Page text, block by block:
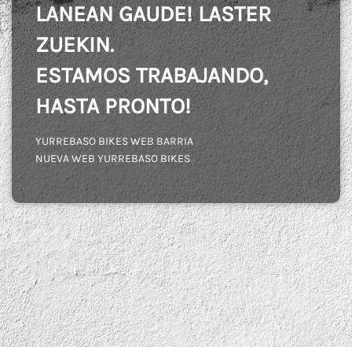
LANEAN GAUDE! LASTER
ZUEKIN.
ESTAMOS TRABAJANDO,
HASTA PRONTO!
YURREBASO BIKES WEB BARRIA
NUEVA WEB YURREBASO BIKES